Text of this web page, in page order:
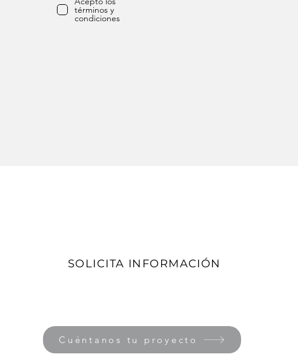
términos y
condiciones
SOLICITA INFORMACIÓN
Cuéntanos tu proyecto